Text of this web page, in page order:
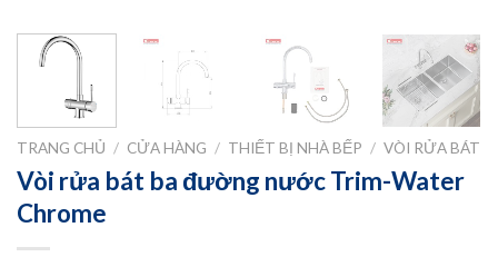
TRANG CHỦ / CỬA HÀNG / THIẾT BỊ NHÀ BẾP / VÒI RỬA BÁT
Vòi rửa bát ba đường nước Trim-Water
Chrome